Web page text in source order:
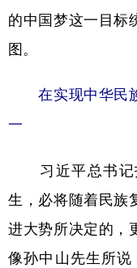
的中国梦这一目标
图。
在实现中华民族
一
习近平总书记
生，必将随着民族
进大势所决定的，
像孙中山先生所